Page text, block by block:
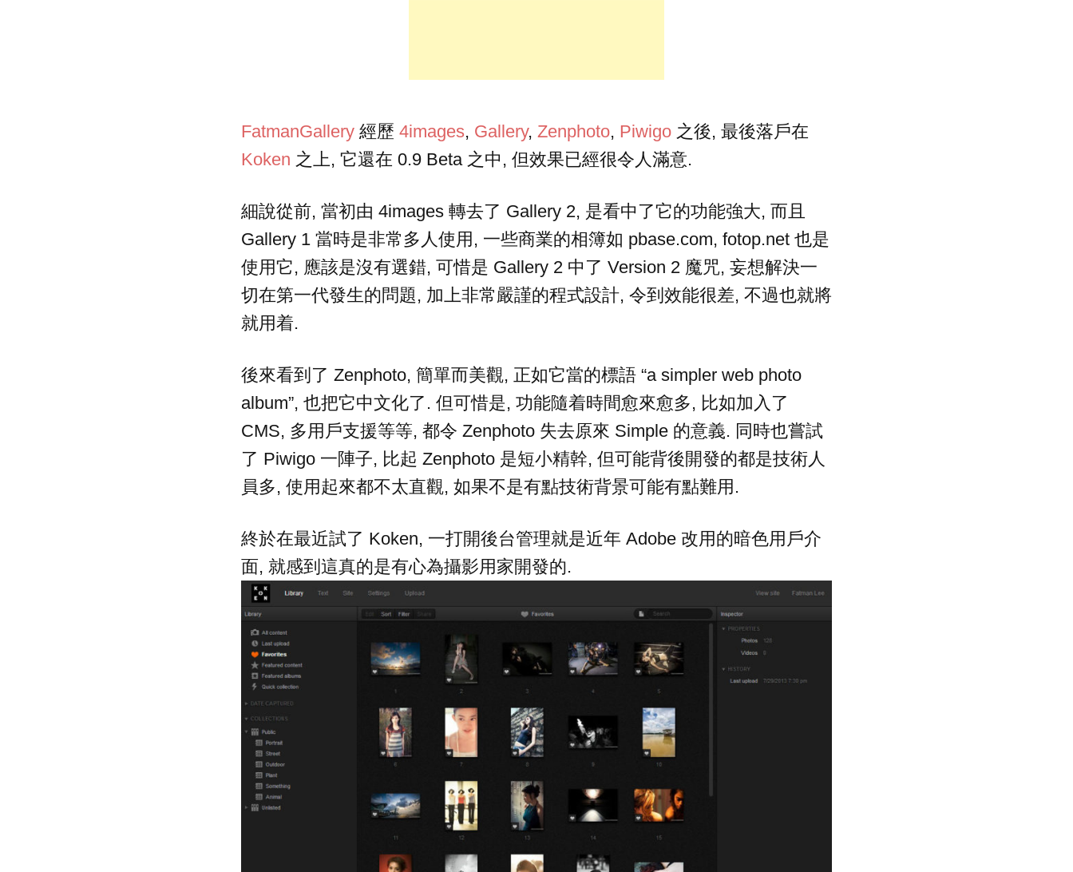
FatmanGallery 經歷 4images, Gallery, Zenphoto, Piwigo 之後, 最後落戶在
Koken 之上, 它還在 0.9 Beta 之中, 但效果已經很令人滿意.
細說從前, 當初由 4images 轉去了 Gallery 2, 是看中了它的功能強大, 而且
Gallery 1 當時是非常多人使用, 一些商業的相簿如 pbase.com, fotop.net 也是
使用它, 應該是沒有選錯, 可惜是 Gallery 2 中了 Version 2 魔咒, 妄想解決一
切在第一代發生的問題, 加上非常嚴謹的程式設計, 令到效能很差, 不過也就將
就用着.
後來看到了 Zenphoto, 簡單而美觀, 正如它當的標語 “a simpler web photo
album”, 也把它中文化了. 但可惜是, 功能隨着時間愈來愈多, 比如加入了
CMS, 多用戶支援等等, 都令 Zenphoto 失去原來 Simple 的意義. 同時也嘗試
了 Piwigo 一陣子, 比起 Zenphoto 是短小精幹, 但可能背後開發的都是技術人
員多, 使用起來都不太直觀, 如果不是有點技術背景可能有點難用.
終於在最近試了 Koken, 一打開後台管理就是近年 Adobe 改用的暗色用戶介
面, 就感到這真的是有心為攝影用家開發的.